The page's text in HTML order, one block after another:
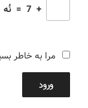
+
7
= نُه
مرا به خاطر
ورود